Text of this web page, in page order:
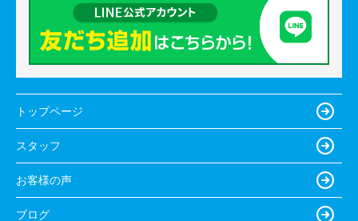
トップページ
スタッフ
お客様の声
ブログ